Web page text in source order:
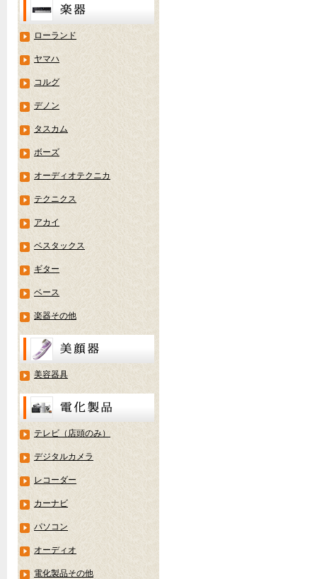
ローランド
ヤマハ
コルグ
デノン
タスカム
ボーズ
オーディオテクニカ
テクニクス
アカイ
ベスタックス
ギター
ベース
楽器その他
美容器具
テレビ（店頭のみ）
デジタルカメラ
レコーダー
カーナビ
パソコン
オーディオ
電化製品その他